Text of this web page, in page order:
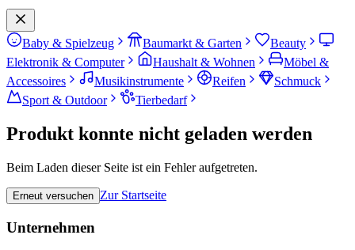
Baby & Spielzeug Baumarkt & Garten
Beauty
Elektronik & Computer
Haushalt & Wohnen
Möbel &
Accessoires
Musikinstrumente Reifen
Schmuck
Sport & Outdoor
Tierbedarf
Produkt konnte nicht geladen werden
Beim Laden dieser Seite ist ein Fehler aufgetreten.
Erneut versuchen Zur Startseite
Unternehmen